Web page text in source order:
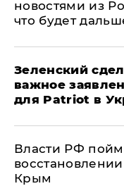
новостями из
что будет
Зеленский
важное
для Patriot в
Власти РФ
Крым